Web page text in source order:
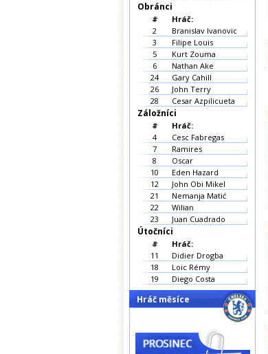
Obránci
#
Hráč:
2
Branislav Ivanovic
3
Filipe Louis
5
Kurt Zouma
6
Nathan Ake
24
Gary Cahill
26
John Terry
28
Cesar Azpilicueta
Záložníci
#
Hráč:
4
Cesc Fabregas
7
Ramires
8
Oscar
10
Eden Hazard
12
John Obi Mikel
21
Nemanja Matić
22
Wilian
23
Juan Cuadrado
Útočníci
#
Hráč:
11
Didier Drogba
18
Loic Rémy
19
Diego Costa
Hráč měsíce